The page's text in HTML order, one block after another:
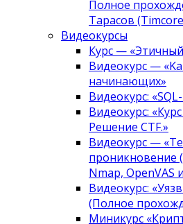
Полное
Тарасов
Видеокурсы
Курс —
Видеокурс —
начинающих»
Видеокурс:
Видеокурс:
Решение CTF.»
Видеокурс —
проникновение
Nmap, OpenVAS
Видеокурс:
(Полное
Миникурс